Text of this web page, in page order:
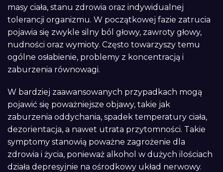
masy ciała, stanu zdrowia oraz indywidualnej
tolerancji organizmu. W początkowej fazie zatrucia
pojawia się zwykle silny ból głowy, zawroty głowy,
nudności oraz wymioty. Często towarzyszy temu
ogólne osłabienie, problemy z koncentracją i
zaburzenia równowagi.
W bardziej zaawansowanych przypadkach mogą
pojawić się poważniejsze objawy, takie jak
zaburzenia oddychania, spadek temperatury ciała,
dezorientacja, a nawet utrata przytomności. Takie
symptomy stanowią poważne zagrożenie dla
zdrowia i życia, ponieważ alkohol w dużych ilościach
działa depresyjnie na ośrodkowy układ nerwowy.